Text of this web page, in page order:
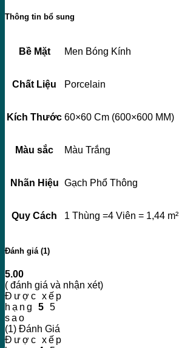
Thông tin bổ sung
Bề Mặt Men Bóng Kính
Chất Liệu Porcelain
Kích Thước 60×60 Cm (600×600 MM)
Màu sắc Màu Trắng
Nhãn Hiệu Gạch Phổ Thông
Quy Cách 1 Thùng =4 Viên = 1,44 m²
Đánh giá (1)
5.00
( đánh giá và nhận xét)
Được xếp
hạng 5 5
sao
(1) Đánh Giá
Được xếp